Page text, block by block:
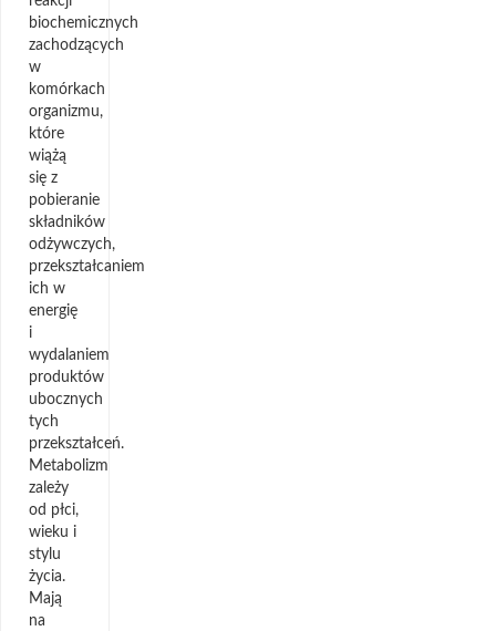
biochemicznych
zachodzących
w
komórkach
organizmu,
które
wiążą
się z
pobieranie
składników
odżywczych,
przekształcaniem
ich w
energię
i
wydalaniem
produktów
ubocznych
tych
przekształceń.
Metabolizm
zależy
od płci,
wieku i
stylu
życia.
Mają
na